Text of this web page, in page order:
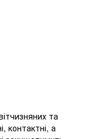
та
контактні, а